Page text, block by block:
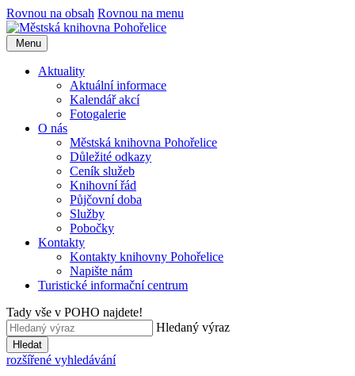
Rovnou na obsah Rovnou na menu
Menu
Aktuality
Aktuální informace
Kalendář akcí
Fotogalerie
O nás
Městská knihovna Pohořelice
Důležité odkazy
Ceník služeb
Knihovní řád
Půjčovní doba
Služby
Pobočky
Kontakty
Kontakty knihovny Pohořelice
Napište nám
Turistické informační centrum
Tady vše v POHO najdete!
Hledaný výraz
Hledat
rozšířené vyhledávání